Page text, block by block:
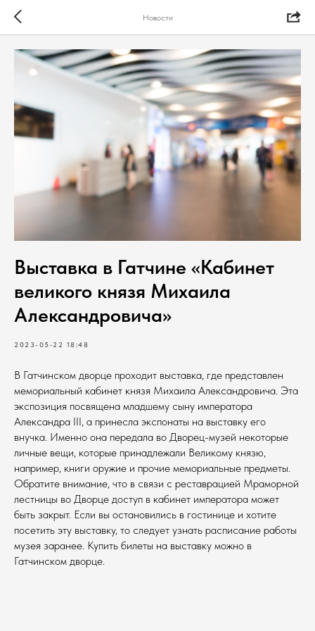
Новости
Выставка в Гатчине «Кабинет
великого князя Михаила
Александровича»
2023-05-22 18:48
В Гатчинском дворце проходит выставка, где представлен
мемориальный кабинет князя Михаила Александровича. Эта
экспозиция посвящена младшему сыну императора
Александра III, а принесла экспонаты на выставку его
внучка. Именно она передала во Дворец-музей некоторые
личные вещи, которые принадлежали Великому князю,
например, книги оружие и прочие мемориальные предметы.
Обратите внимание, что в связи с реставрацией Мраморной
лестницы во Дворце доступ в кабинет императора может
быть закрыт. Если вы остановились в гостинице и хотите
посетить эту выставку, то следует узнать расписание работы
музея заранее. Купить билеты на выставку можно в
Гатчинском дворце.